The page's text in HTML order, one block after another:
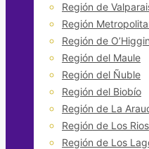
Región de
Región
Región de
Región del Maule
Región del Ñuble
Región del Biobío
Región de La
Región de Los Rios
Región de Los